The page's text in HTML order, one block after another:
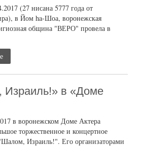
(27 нисана 5777 года от
в Йом ha-Шоа, воронежская
община "ВЕРО" провела в
в «Доме
в воронежском Доме Актера
торжественное и концертное
Израиль!". Его организаторами